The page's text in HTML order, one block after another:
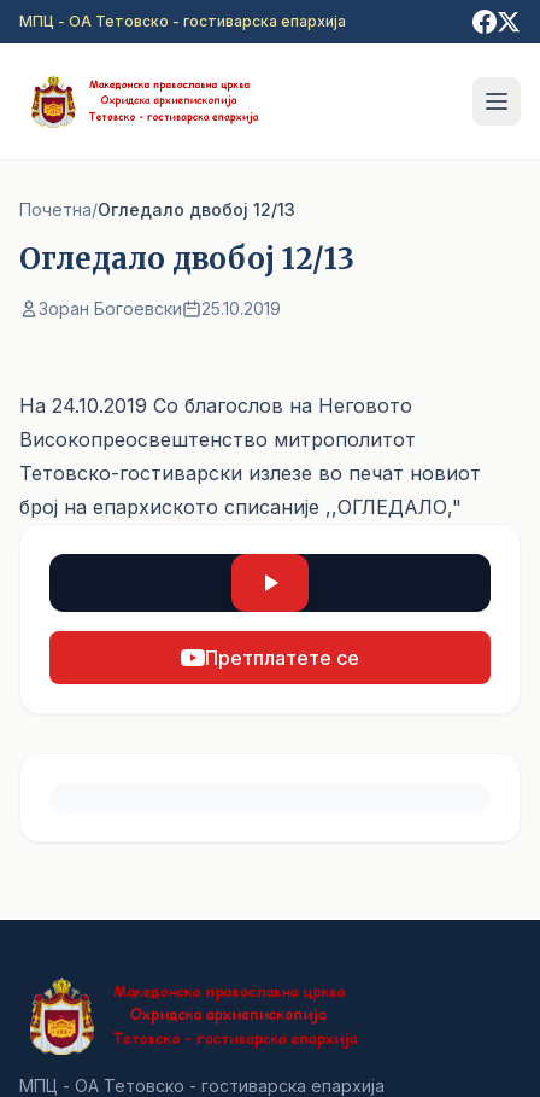
Прејди на главна содржина
МПЦ - ОА Тетовско - гостиварска епархија
Почетна/Огледало двобој 12/13
Огледало двобој 12/13
Зоран Богоевски 25.10.2019
На 24.10.2019 Со благослов на Неговото
Високопреосвештенство митрополитот
Тетовско-гостиварски излезе во печат новиот
број на епархиското списаније ,,ОГЛЕДАЛО,"
Претплатете се
МПЦ - ОА Тетовско - гостиварска епархија